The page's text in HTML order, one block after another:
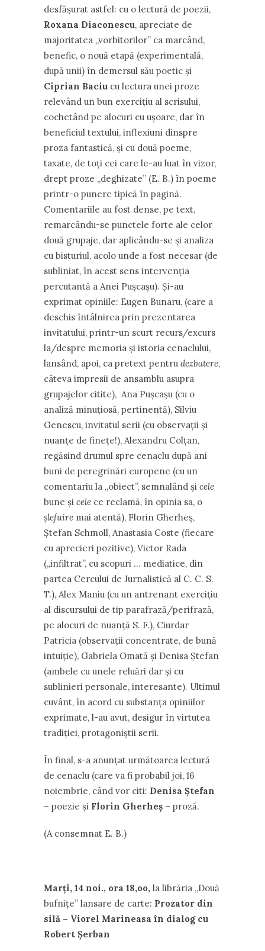
desfășurat astfel: cu o lectură de poezii,
Roxana Diaconescu, apreciate de
majoritatea ,,vorbitorilor” ca marcând,
benefic, o nouă etapă (experimentală,
după unii) în demersul său poetic și
Ciprian Baciu cu lectura unei proze
relevând un bun exercițiu al scrisului,
cochetând pe alocuri cu ușoare, dar în
beneficiul textului, inflexiuni dinspre
proza fantastică, și cu două poeme,
taxate, de toți cei care le-au luat în vizor,
drept proze ,,deghizate” (E. B.) în poeme
printr-o punere tipică în pagină.
Comentariile au fost dense, pe text,
remarcându-se punctele forte ale celor
două grupaje, dar aplicându-se și analiza
cu bisturiul, acolo unde a fost necesar (de
subliniat, în acest sens intervenția
percutantă a Anei Pușcașu). Și-au
exprimat opiniile: Eugen Bunaru, (care a
deschis întâlnirea prin prezentarea
invitatului, printr-un scurt recurs/excurs
la/despre memoria și istoria cenaclului,
lansând, apoi, ca pretext pentru dezbatere,
câteva impresii de ansamblu asupra
grupajelor citite), Ana Pușcașu (cu o
analiză minuțiosă, pertinentă), Silviu
Genescu, invitatul serii (cu observații și
nuanțe de finețe!), Alexandru Colțan,
regăsind drumul spre cenaclu după ani
buni de peregrinări europene (cu un
comentariu la ,,obiect”, semnalând și cele
bune și cele ce reclamă, în opinia sa, o
șlefuire mai atentă), Florin Gherheș,
Ștefan Schmoll, Anastasia Coste (fiecare
cu aprecieri pozitive), Victor Rada
(,,infiltrat”, cu scopuri … mediatice, din
partea Cercului de Jurnalistică al C. C. S.
T.), Alex Maniu (cu un antrenant exercițiu
al discursului de tip parafrază/perifrază,
pe alocuri de nuanță S. F.), Ciurdar
Patricia (observații concentrate, de bună
intuiție), Gabriela Omată și Denisa Ștefan
(ambele cu unele reluări dar și cu
sublinieri personale, interesante). Ultimul
cuvânt, în acord cu substanța opiniilor
exprimate, l-au avut, desigur în virtutea
tradiției, protagoniștii serii.
În final, s-a anunțat următoarea lectură
de cenaclu (care va fi probabil joi, 16
noiembrie, când vor citi: Denisa Ștefan
– poezie și Florin Gherheș – proză.
(A consemnat E. B.)
Marți, 14 noi., ora 18,oo, la librăria ,,Două
bufnițe” lansare de carte: Prozator din
silă – Viorel Marineasa în dialog cu
Robert Șerban